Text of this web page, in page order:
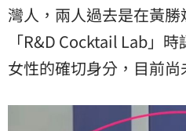
灣人，兩人過去是在黃
「R&D Cocktail Lab」
女性的確切身分，目前尚